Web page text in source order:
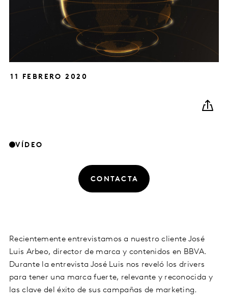
11 FEBRERO 2020
VÍDEO
CONTACTA
Recientemente entrevistamos a nuestro cliente José
Luis Arbeo, director de marca y contenidos en BBVA.
Durante la entrevista José Luis nos reveló los drivers
para tener una marca fuerte, relevante y reconocida y
las clave del éxito de sus campañas de marketing.